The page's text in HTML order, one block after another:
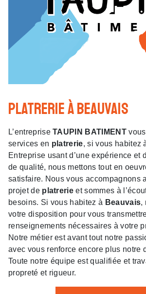
platrerie à Beauvais
L’entrepriseTAUPIN BATIMENTvous
services en platrerie, si vous habitez
Entreprise usant d’une expérience et
de qualité, nous mettons tout en
satisfaire. Nous vous accompagnons
projet de platrerie et sommes à
besoins. Si vous habitez à Beauvais,
votre disposition pour vous
renseignements nécessaires à votre
Notre métier est avant tout notre
avec vous renforce encore plus notre
Toute notre équipe est qualifiée et
propreté et rigueur.